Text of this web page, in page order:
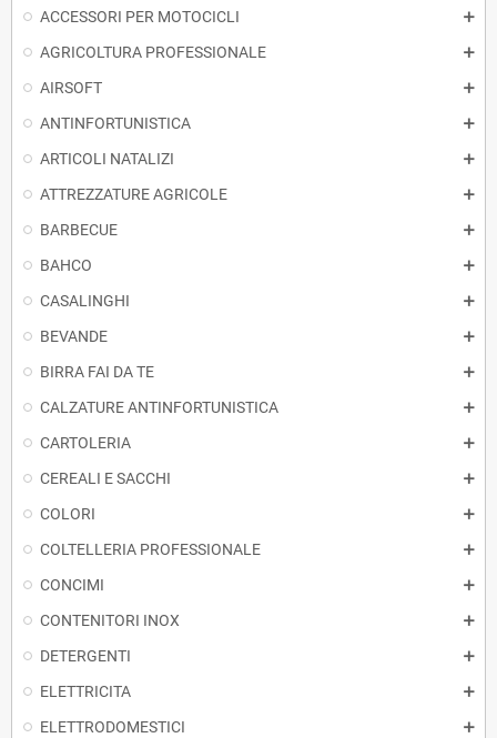
ACCESSORI PER MOTOCICLI
AGRICOLTURA PROFESSIONALE
AIRSOFT
ANTINFORTUNISTICA
ARTICOLI NATALIZI
ATTREZZATURE AGRICOLE
BARBECUE
BAHCO
CASALINGHI
BEVANDE
BIRRA FAI DA TE
CALZATURE ANTINFORTUNISTICA
CARTOLERIA
CEREALI E SACCHI
COLORI
COLTELLERIA PROFESSIONALE
CONCIMI
CONTENITORI INOX
DETERGENTI
ELETTRICITA
ELETTRODOMESTICI